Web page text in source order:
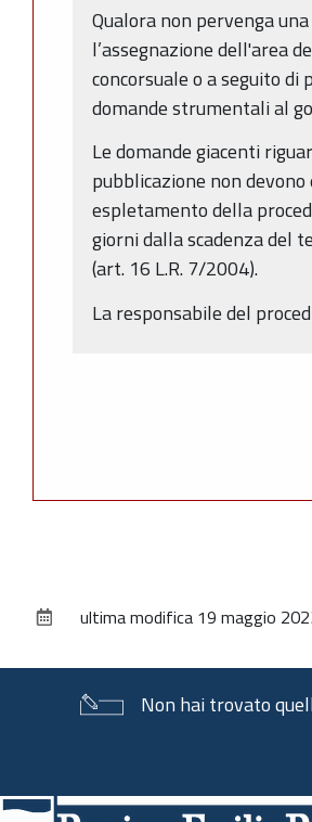
Qualora non pervenga
l’assegnazione dell'area
concorsuale o a seguito
domande strumentali al
Le domande giacenti
pubblicazione non
espletamento della
giorni dalla scadenza del
(art. 16 L.R. 7/2004).
La responsabile del
documentoultima modifica 19 maggio
Non hai trovato
di